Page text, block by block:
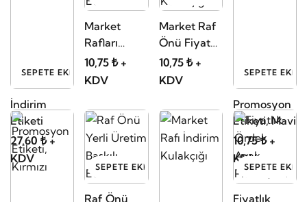
SEPETE EKLE
İndirim
Etiketi
27,60 ₺ +
KDV
Market
Rafları
Promosyon
İndirim
Etiketlik
10,75 ₺ +
KDV
Market Raf
Önü Fiyat
Etiketliği
İndirim
10,75 ₺ +
KDV
SEPETE EKLE
Promosyon
Etiketi, Mavi
10,75 ₺ +
KDV
SEPETE EKLE
Raf Önü
SEPETE EKLE
Fiyatlık